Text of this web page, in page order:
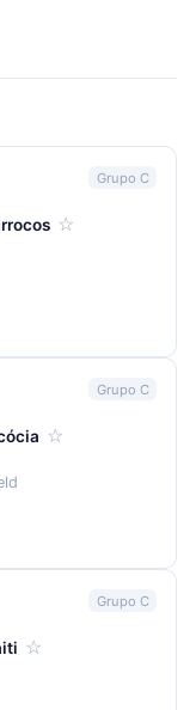
Grupo C
☆
Grupo C
☆
Grupo C
☆